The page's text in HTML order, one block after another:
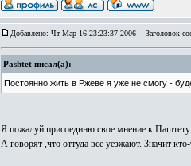
Добавлено: Чт Мар 16 23:23:37 2006 Заголовок
Pashtet писал(а):
Постоянно жить в Ржеве я уже не смогу -
Я пожалуй присоединю свое мнение к
А говорят ,что оттуда все уезжают. Значит